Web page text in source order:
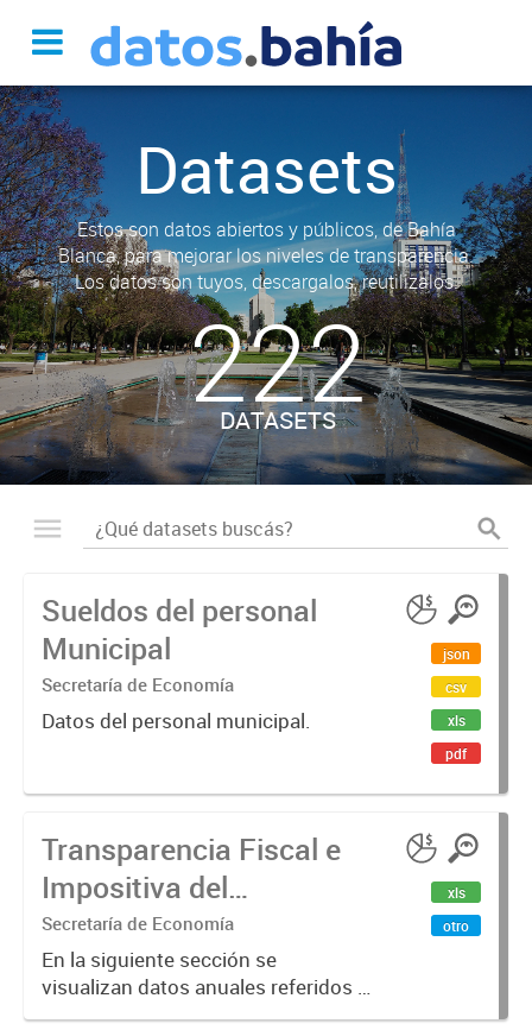
Datasets
Estos son datos abiertos y públicos, de Bahía
Blanca, para mejorar los niveles de transparencia.
Los datos son tuyos, descargalos, reutilizalos.
222
DATASETS
Sueldos del personal
Municipal
Secretaría de Economía
Datos del personal municipal.
json
csv
xls
pdf
Transparencia Fiscal e
Impositiva del
Municipio. Año 2023
Secretaría de Economía
En la siguiente sección se
visualizan datos anuales referidos a
la transparencia fiscal e impositiva
xls
otro